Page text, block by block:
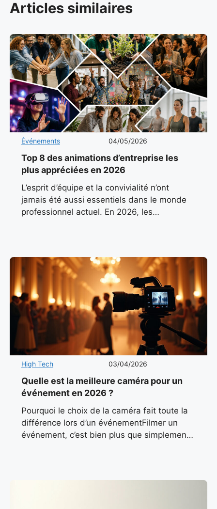
Articles similaires
Événements 04/05/2026
Top 8 des animations d’entreprise les
plus appréciées en 2026
L’esprit d’équipe et la convivialité n’ont
jamais été aussi essentiels dans le monde
professionnel actuel. En 2026, les
High Tech 03/04/2026
Quelle est la meilleure caméra pour un
événement en 2026 ?
Pourquoi le choix de la caméra fait toute la
différence lors d’un événementFilmer un
événement, c’est bien plus que simplement